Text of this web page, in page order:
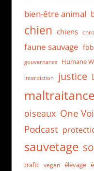
bien-être animal
chien chiens
faune sauvage fbb
gouvernance Humane
interdiction justice
oiseaux One
Podcast
sauvetage
trafic vegan élevage